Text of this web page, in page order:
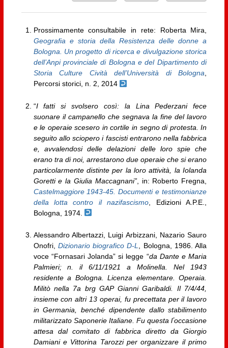
Prossimamente consultabile in rete: Roberta Mira,
Geografia e storia della Resistenza delle donne a
Bologna. Un progetto di ricerca e divulgazione storica
dell’Anpi provinciale di Bologna e del Dipartimento di
Storia Culture Cività dell’Università di Bologna,
Percorsi storici, n. 2, 2014
“I fatti si svolsero così: la Lina Pederzani fece
suonare il campanello che segnava la fine del lavoro
e le operaie scesero in cortile in segno di protesta. In
seguito allo sciopero i fascisti entrarono nella fabbrica
e, avvalendosi delle delazioni delle loro spie che
erano tra di noi, arrestarono due operaie che si erano
particolarmente distinte per la loro attività, la Iolanda
Goretti e la Giulia Maccagnani”, in: Roberto Fregna,
Castelmaggiore 1943-45. Documenti e testimonianze
della lotta contro il nazifascismo , Edizioni A.P.E.,
Bologna, 1974.
Alessandro Albertazzi, Luigi Arbizzani, Nazario Sauro
Onofri, Dizionario biografico D-L, Bologna, 1986. Alla
voce “Fornasari Jolanda” si legge “da Dante e Maria
Palmieri; n. il 6/11/1921 a Molinella. Nel 1943
residente a Bologna. Licenza elementare. Operaia.
Militò nella 7a brg GAP Gianni Garibaldi. Il 7/4/44,
insieme con altri 13 operai, fu precettata per il lavoro
in Germania, benché dipendente dallo stabilimento
militarizzato Saponerie Italiane. Fu questa lʼoccasione
attesa dal comitato di fabbrica diretto da Giorgio
Damiani e Vittorina Tarozzi per organizzare il primo